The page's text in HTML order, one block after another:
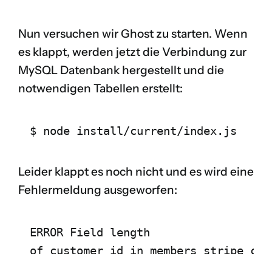
Nun versuchen wir Ghost zu starten. Wenn
es klappt, werden jetzt die Verbindung zur
MySQL Datenbank hergestellt und die
notwendigen Tabellen erstellt:
$ node install/current/index.js
Leider klappt es noch nicht und es wird eine
Fehlermeldung ausgeworfen:
ERROR Field length
of customer_id in